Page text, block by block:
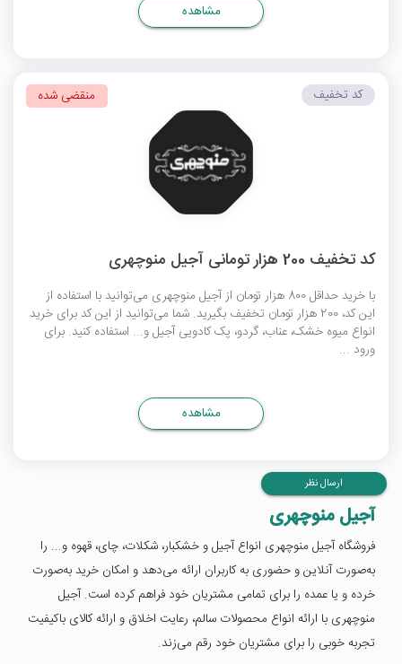
مشاهده
کد تخفیف 200 هزار تومانی آجیل منوچهری
با خرید حداقل 800 هزار تومان از آجیل منوچهری می‌توانید با استفاده از
این کد، 200 هزار تومان تخفیف بگیرید. شما می‌توانید از این کد برای خرید
انواع میوه خشک، عناب، گردو، پک کادویی آجیل و... استفاده کنید. برای
ورود ...
کد تخفیف منقضی شده
مشاهده
ارسال نظر
آجیل منوچهری
فروشگاه آجیل منوچهری انواع آجیل و خشکبار، شکلات، چای، قهوه و... را
به‌صورت آنلاین و حضوری به کاربران ارائه می‌دهد و امکان خرید به‌صورت
خرده و یا عمده را برای تمامی مشتریان خود فراهم کرده است. آجیل
منوچهری با ارائه انواع محصولات سالم، رعایت اخلاق و ارائه کالای باکیفیت
تجربه خوبی را برای مشتریان خود رقم می‌زند.